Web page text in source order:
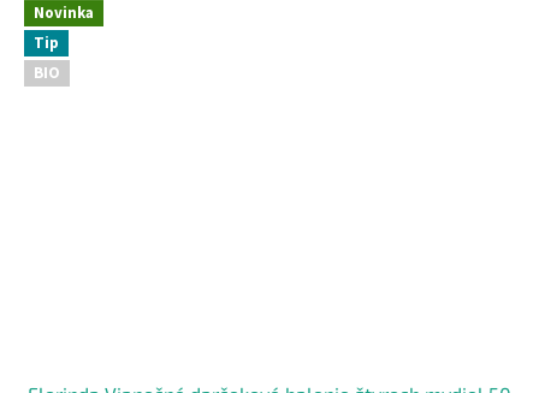
Novinka
Tip
BIO